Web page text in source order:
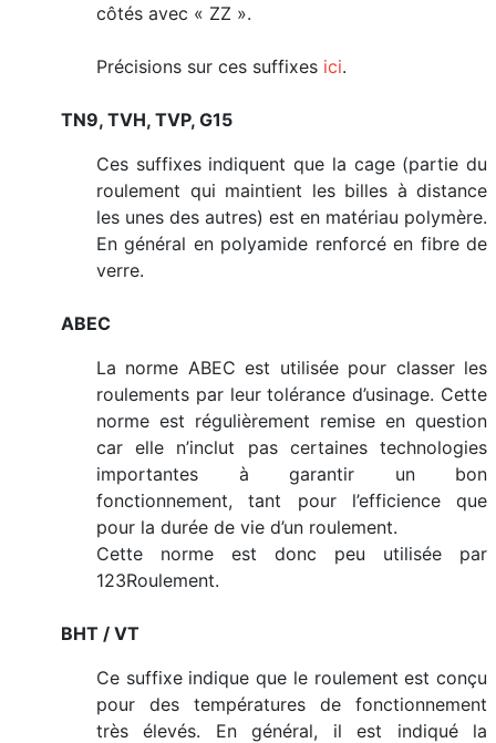
côtés avec « ZZ ».
Précisions sur ces suffixes ici.
TN9, TVH, TVP, G15
Ces suffixes indiquent que la cage (partie du
roulement qui maintient les billes à distance
les unes des autres) est en matériau polymère.
En général en polyamide renforcé en fibre de
verre.
ABEC
La norme ABEC est utilisée pour classer les
roulements par leur tolérance d’usinage. Cette
norme est régulièrement remise en question
car elle n’inclut pas certaines technologies
importantes à garantir un bon
fonctionnement, tant pour l’efficience que
pour la durée de vie d’un roulement.
Cette norme est donc peu utilisée par
123Roulement.
BHT / VT
Ce suffixe indique que le roulement est conçu
pour des températures de fonctionnement
très élevés. En général, il est indiqué la